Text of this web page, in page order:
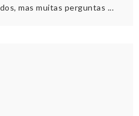
mas muitas perguntas ...